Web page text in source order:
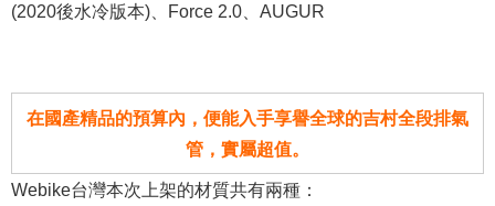
(2020後水冷版本)、Force 2.0、AUGUR
在國產精品的預算內，便能入手享譽全球的吉村全段排氣
管，實屬超值。
Webike台灣本次上架的材質共有兩種：